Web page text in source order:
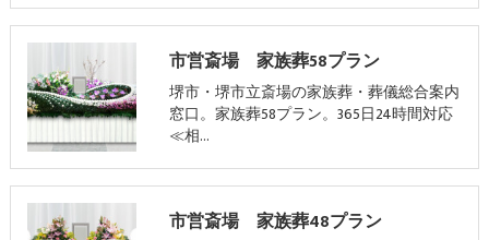
市営斎場 家族葬58プラン
堺市・堺市立斎場の家族葬・葬儀総合案内
窓口。家族葬58プラン。365日24時間対応
≪相…
市営斎場 家族葬48プラン